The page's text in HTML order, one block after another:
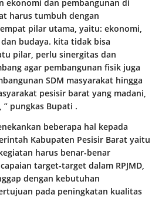
ekonomi dan pembangunan di
harus tumbuh dengan
pilar utama, yaitu: ekonomi,
budaya. kita tidak bisa
pilar, perlu sinergitas dan
agar pembangunan fisik juga
SDM masyarakat hingga
pesisir barat yang madani,
pungkas Bupati .
beberapa hal kepada
Kabupaten Pesisir Barat yaitu
harus benar-benar
target-target dalam RPJMD,
dengan kebutuhan
pada peningkatan kualitas